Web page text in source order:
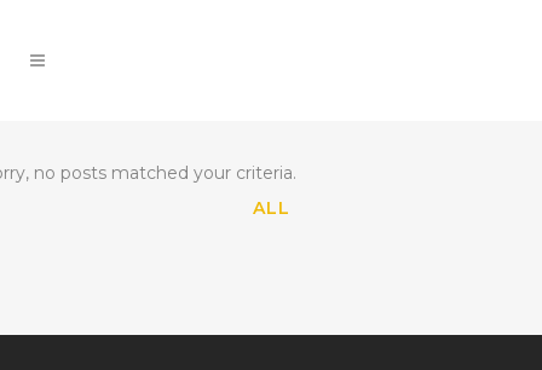
no posts matched your criteria.
ALL